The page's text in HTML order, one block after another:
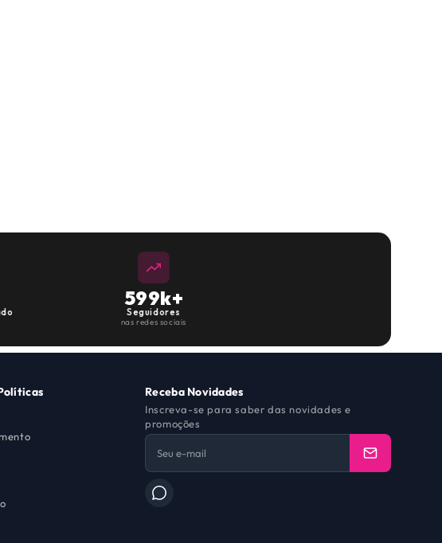
600k+
Seguidores
nas redes sociais
Receba Novidades
Inscreva-se para saber das novidades e
promoções